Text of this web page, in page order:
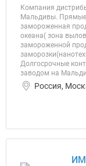
Компания
Мальдивы. Прямые
замороженная
океана( зона
замороженной
Долгосрочные
заводом на
Россия,